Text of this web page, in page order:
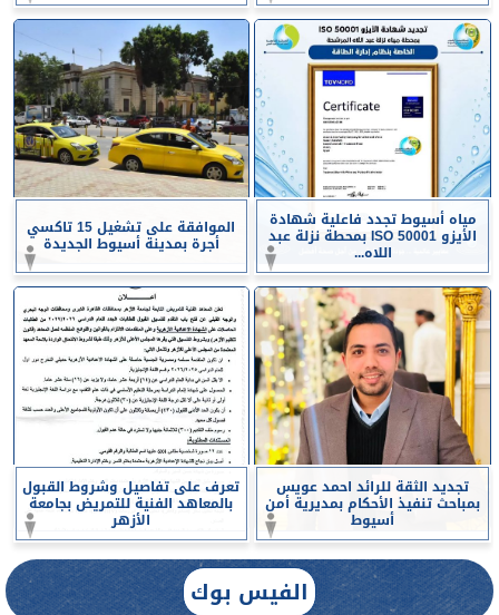
مياه أسيوط تجدد فاعلية شهادة
الأيزو ISO 50001 بمحطة نزلة عبد
اللاه...
الموافقة على تشغيل 15 تاكسي
أجرة بمدينة أسيوط الجديدة
تجديد الثقة للرائد احمد عويس
بمباحث تنفيذ الأحكام بمديرية أمن
أسيوط
تعرف على تفاصيل وشروط القبول
بالمعاهد الفنية للتمريض بجامعة
الأزهر
الفيس بوك